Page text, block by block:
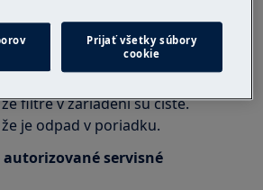
systém:
že je vypúšťacia hadica správne
filtre v zariadení sú čisté.
je odpad v poriadku.
servisné
Prijať všetky súbory
cookie